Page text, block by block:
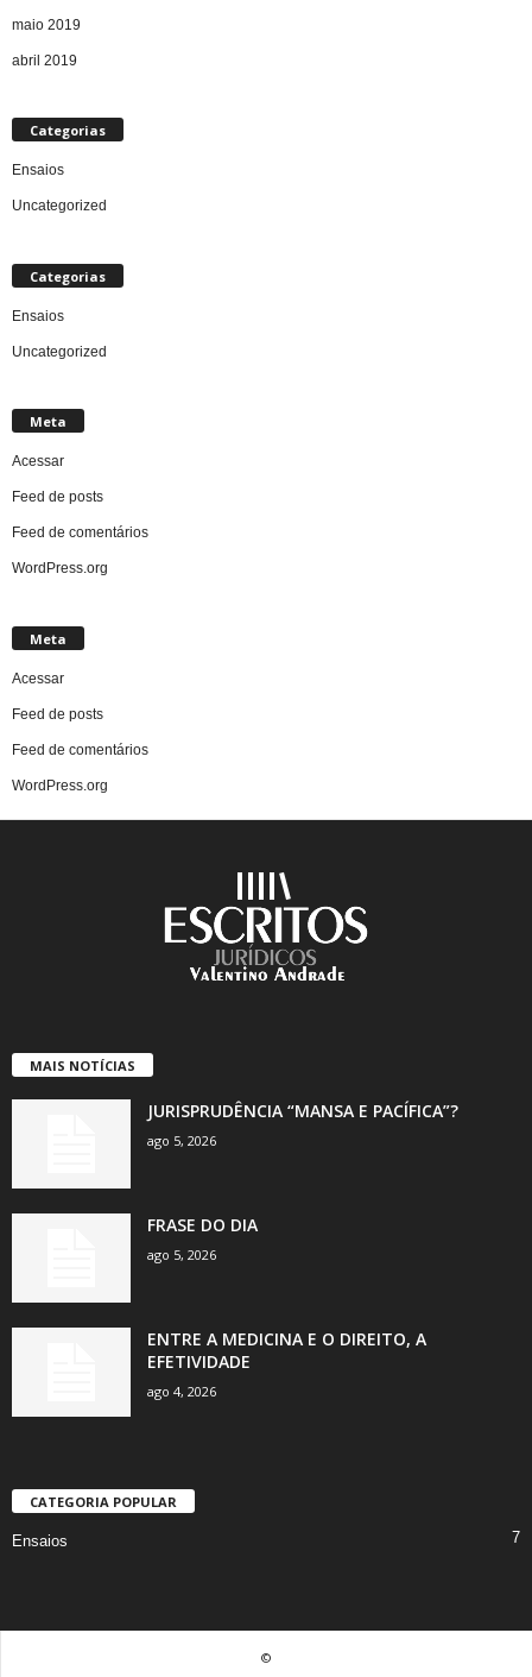
maio 2019
abril 2019
Categorias
Ensaios
Uncategorized
Categorias
Ensaios
Uncategorized
Meta
Acessar
Feed de posts
Feed de comentários
WordPress.org
Meta
Acessar
Feed de posts
Feed de comentários
WordPress.org
MAIS NOTÍCIAS
JURISPRUDÊNCIA “MANSA E PACÍFICA”?
ago 5, 2026
FRASE DO DIA
ago 5, 2026
ENTRE A MEDICINA E O DIREITO, A
EFETIVIDADE
ago 4, 2026
CATEGORIA POPULAR
Ensaios 7
©